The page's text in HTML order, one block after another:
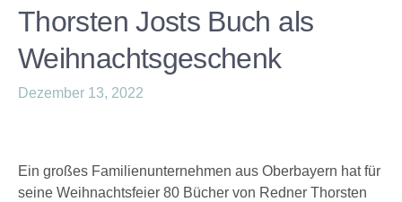
Thorsten Josts Buch als
Weihnachtsgeschenk
Dezember 13, 2022
Ein großes Familienunternehmen aus Oberbayern hat für
seine Weihnachtsfeier 80 Bücher von Redner Thorsten